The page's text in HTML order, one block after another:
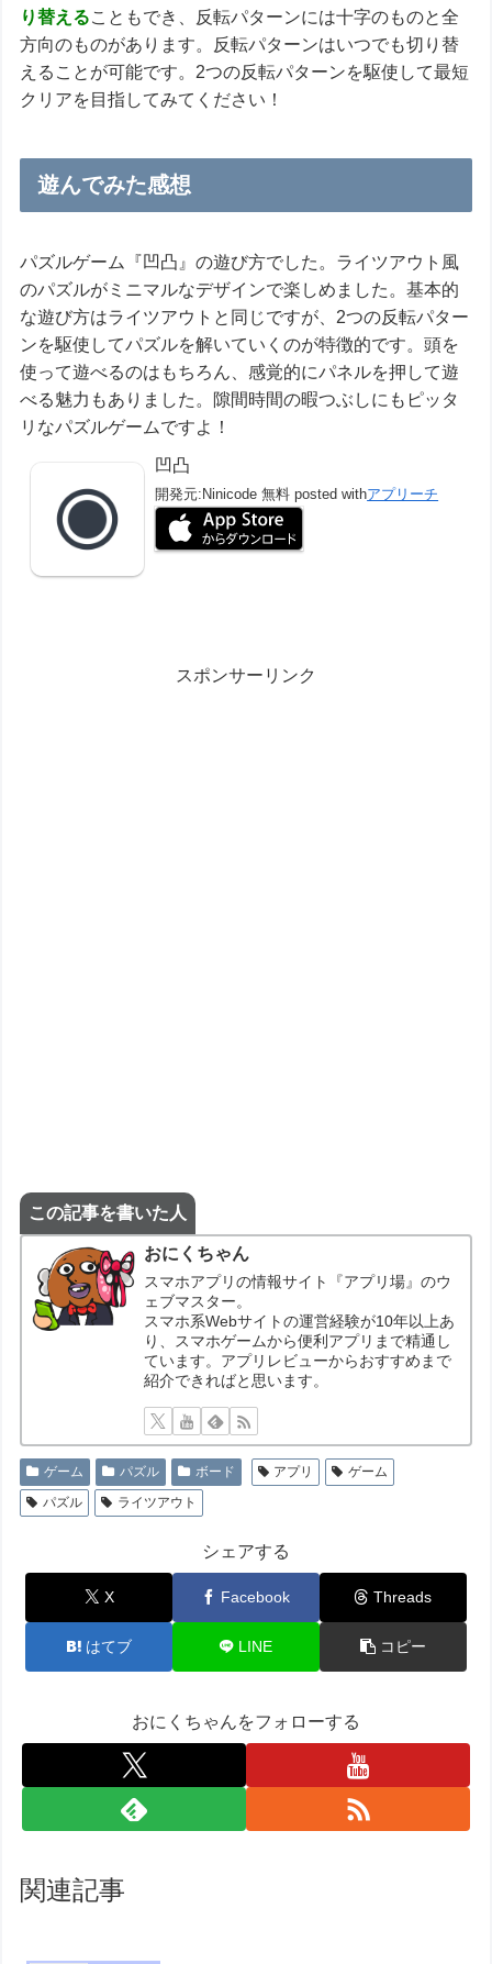
り替えることもでき、反転パターンには十字のものと全
方向のものがあります。反転パターンはいつでも切り替
えることが可能です。2つの反転パターンを駆使して最短
クリアを目指してみてください！
遊んでみた感想
パズルゲーム『凹凸』の遊び方でした。ライツアウト風
のパズルがミニマルなデザインで楽しめました。基本的
な遊び方はライツアウトと同じですが、2つの反転パター
ンを駆使してパズルを解いていくのが特徴的です。頭を
使って遊べるのはもちろん、感覚的にパネルを押して遊
べる魅力もありました。隙間時間の暇つぶしにもピッタ
リなパズルゲームですよ！
凹凸
開発元: Ninicode 無料 posted withアプリーチ
スポンサーリンク
この記事を書いた人
おにくちゃん
スマホアプリの情報サイト『アプリ場』のウ
ェブマスター。
スマホ系Webサイトの運営経験が10年以上あ
り、スマホゲームから便利アプリまで精通し
ています。アプリレビューからおすすめまで
紹介できればと思います。
ゲーム パズル ボード アプリ
ゲーム
パズル
ライツアウト
シェアする
X Facebook Threads
はてブ LINE コピー
おにくちゃんをフォローする
関連記事